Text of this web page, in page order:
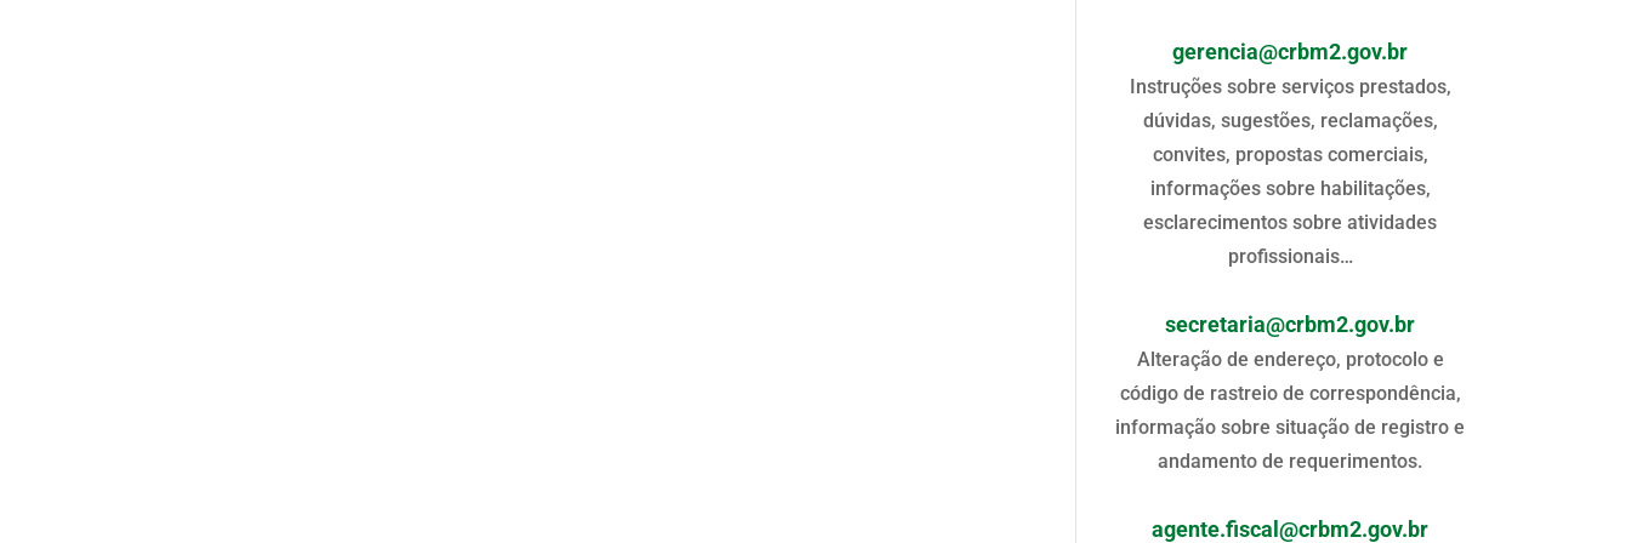
gerencia@crbm2.gov.br
Instruções sobre serviços prestados,
dúvidas, sugestões, reclamações,
convites, propostas comerciais,
informações sobre habilitações,
esclarecimentos sobre atividades
profissionais…
secretaria@crbm2.gov.br
Alteração de endereço, protocolo e
código de rastreio de correspondência,
informação sobre situação de registro e
andamento de requerimentos.
agente.fiscal@crbm2.gov.br